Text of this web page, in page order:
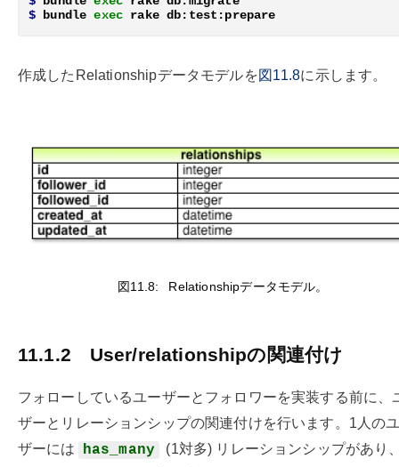
$ bundle exec
作成したRelationshipデータモデルを図11.8に示します。
図11.8: Relationshipデータモデル。
11.1.2 User/relationshipの関連付け
フォローしているユーザーとフォロワーを実装する前に、
ザーとリレーションシップの関連付けを行います。1人の
ザーには
has_many
(1対多) リレーションシップがあり